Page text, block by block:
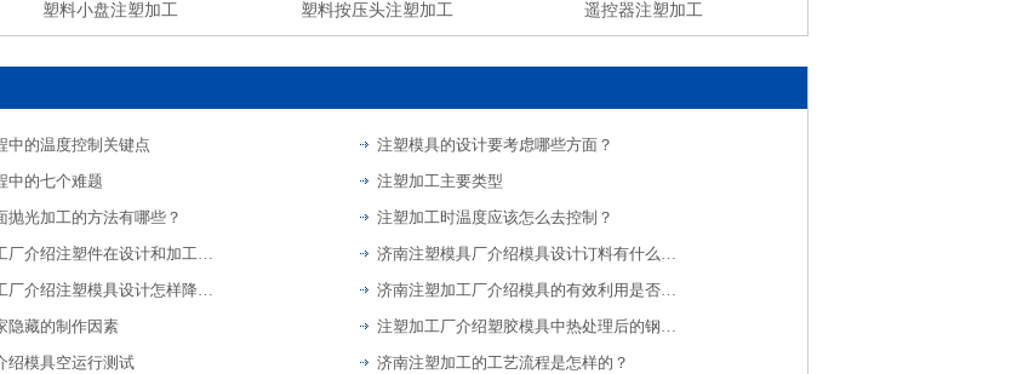
塑料小盘注塑加工 塑料按压头注塑加工 遥控器注塑加工
中的温度控制关键点
注塑模具的设计要考虑哪些方面？
中的七个难题
注塑加工主要类型
抛光加工的方法有哪些？
注塑加工时温度应该怎么去控制？
济南注塑加工厂介绍注塑件在设计和加工过程中的注意事项
济南注塑模具厂介绍模具设计订料有什么规则
济南注塑加工厂介绍注塑模具设计怎样降低停机做好检修？
济南注塑加工厂介绍模具的有效利用是否有效保养是关键
隐藏的制作因素
注塑加工厂介绍塑胶模具中热处理后的钢料大水磨特点
绍模具空运行测试
济南注塑加工的工艺流程是怎样的？